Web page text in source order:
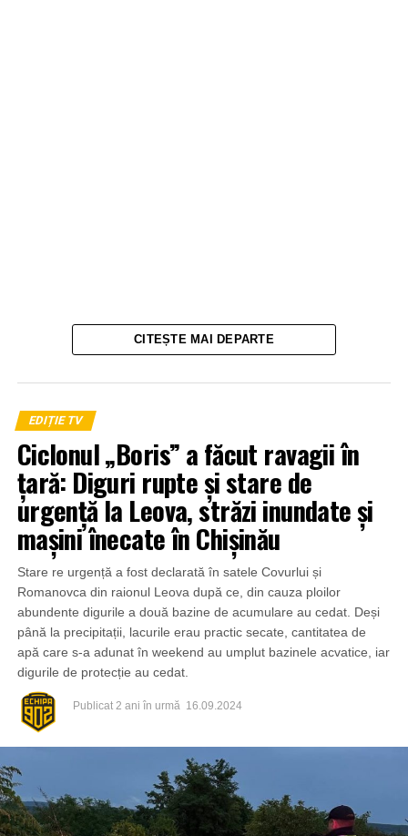
CITEȘTE MAI DEPARTE
EDIȚIE TV
Ciclonul „Boris” a făcut ravagii în
țară: Diguri rupte și stare de
urgență la Leova, străzi inundate și
mașini înecate în Chișinău
Stare re urgență a fost declarată în satele Covurlui și
Romanovca din raionul Leova după ce, din cauza ploilor
abundente digurile a două bazine de acumulare au cedat. Deși
până la precipitații, lacurile erau practic secate, cantitatea de
apă care s-a adunat în weekend au umplut bazinele acvatice, iar
digurile de protecție au cedat.
Publicat 2 ani în urmă 16.09.2024